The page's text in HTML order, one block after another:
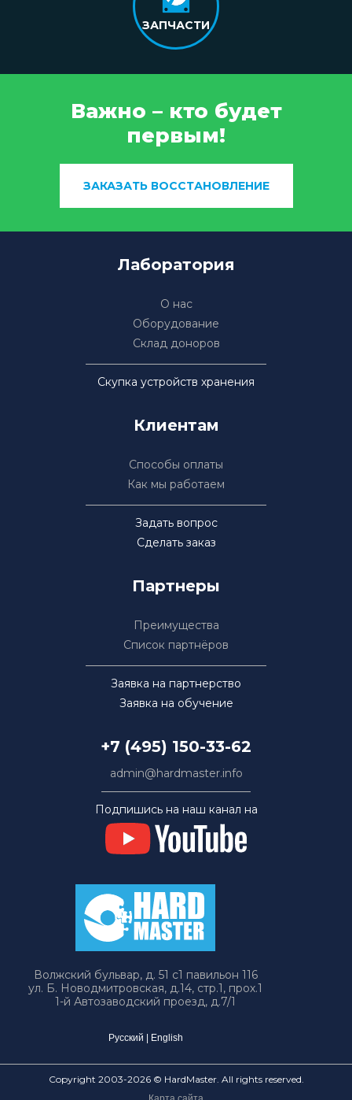
ЗАПЧАСТИ
Важно – кто будет
первым!
ЗАКАЗАТЬ ВОССТАНОВЛЕНИЕ
Лаборатория
О нас
Оборудование
Склад доноров
Скупка устройств хранения
Клиентам
Способы оплаты
Как мы работаем
Задать вопрос
Сделать заказ
Партнеры
Преимущества
Список партнёров
Заявка на партнерство
Заявка на обучение
+7 (495) 150-33-62
admin@hardmaster.info
Подпишись на наш канал на
Волжский бульвар, д. 51 с1 павильон 116
ул. Б. Новодмитровская, д.14, стр.1, прох.1
1-й Автозаводский проезд, д.7/1
Русский English
Copyright 2003-2026 © HardMaster. All rights reserved.